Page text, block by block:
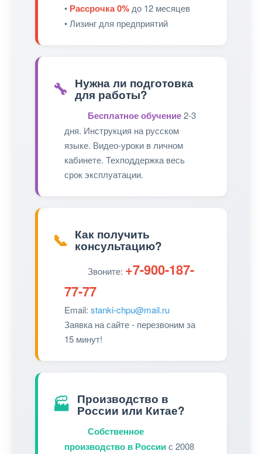
• Рассрочка 0% до 12 месяцев
• Лизинг для предприятий
🔧 Нужна ли подготовка
для работы?
Бесплатное обучение2-3
дня. Инструкция на русском
языке. Видео-уроки в личном
кабинете. Техподдержка весь
срок эксплуатации.
📞 Как получить
консультацию?
Звоните: +7-900-187-
77-77
Email: stanki-chpu@mail.ru
Заявка на сайте - перезвоним за
15 минут!
🏭 Производство в
России или Китае?
Собственное
производство в Россиис 2008